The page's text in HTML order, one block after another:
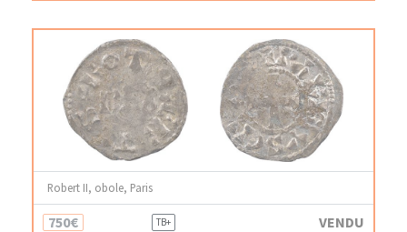
Robert II, obole, Paris
750€ TB+ VENDU